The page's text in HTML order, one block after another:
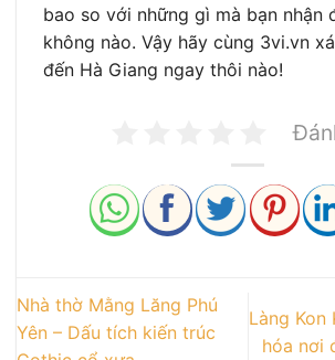
bao so với những gì mà bạn nhận
không nào. Vậy hãy cùng 3vi.vn
đến Hà Giang ngay thôi nào!
Nhà thờ Mằng Lăng Phú
Yên – Dấu tích kiến trúc
Làng Kon
hóa nơi